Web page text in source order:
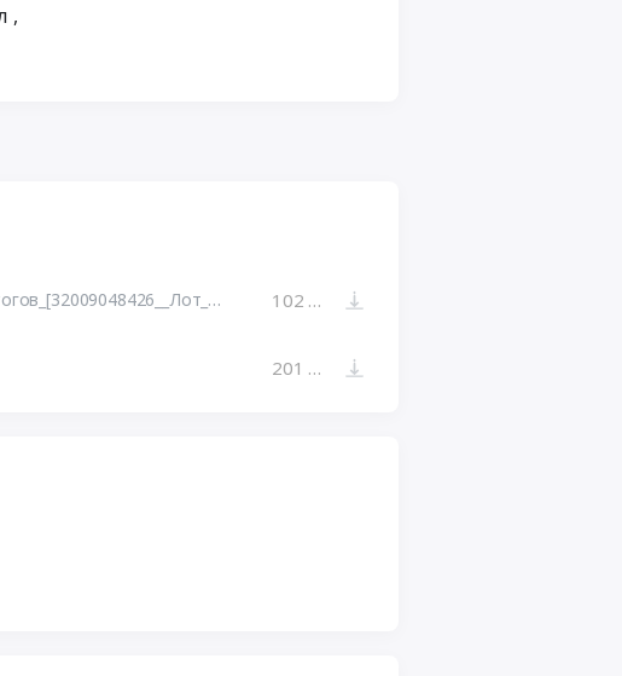
,
Протокол_подведения_итогов_[32009048426__Лот_1].pdf
102 КБ
201 КБ